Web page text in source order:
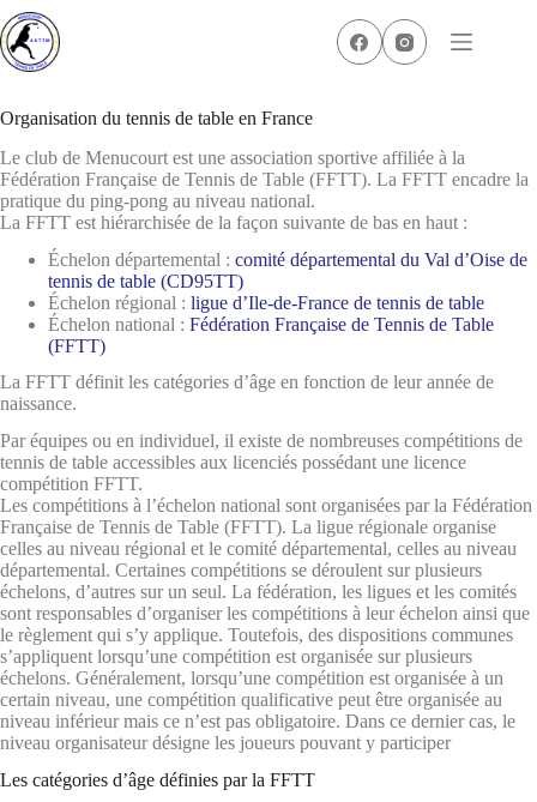
Passer
au
contenu
Organisation du tennis de table en France
Le club de Menucourt est une association sportive affiliée à la
Fédération Française de Tennis de Table (FFTT). La FFTT encadre la
pratique du ping-pong au niveau national.
La FFTT est hiérarchisée de la façon suivante de bas en haut :
Échelon départemental : comité départemental du Val d’Oise de
tennis de table (CD95TT)
Échelon régional : ligue d’Ile-de-France de tennis de table
Échelon national : Fédération Française de Tennis de Table
(FFTT)
La FFTT définit les catégories d’âge en fonction de leur année de
naissance.
Par équipes ou en individuel, il existe de nombreuses compétitions de
tennis de table accessibles aux licenciés possédant une licence
compétition FFTT.
Les compétitions à l’échelon national sont organisées par la Fédération
Française de Tennis de Table (FFTT). La ligue régionale organise
celles au niveau régional et le comité départemental, celles au niveau
départemental. Certaines compétitions se déroulent sur plusieurs
échelons, d’autres sur un seul. La fédération, les ligues et les comités
sont responsables d’organiser les compétitions à leur échelon ainsi que
le règlement qui s’y applique. Toutefois, des dispositions communes
s’appliquent lorsqu’une compétition est organisée sur plusieurs
échelons. Généralement, lorsqu’une compétition est organisée à un
certain niveau, une compétition qualificative peut être organisée au
niveau inférieur mais ce n’est pas obligatoire. Dans ce dernier cas, le
niveau organisateur désigne les joueurs pouvant y participer
Les catégories d’âge définies par la FFTT